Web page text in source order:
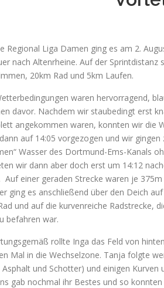
Regional Liga Damen ging es am 2.
nach Altenrheine. Auf der
20km Rad und 5km Laufen.
waren hervorragend,
davor. Nachdem wir staubedingt erst
angekommen waren, konnten wir die
auf 14:05 vorgezogen und wir
Wasser des Dortmund-Ems-Kanals
wir dann aber doch erst um 14:12
Auf einer geraden Strecke waren je
ging es anschließend über den Deich
und auf die kurvenreiche Radstrecke,
befahren war.
rollte Inga das Feld von
Mal in die Wechselzone. Tanja folgte
Asphalt und Schotter) und einigen
gab nochmal ihr Bestes und so